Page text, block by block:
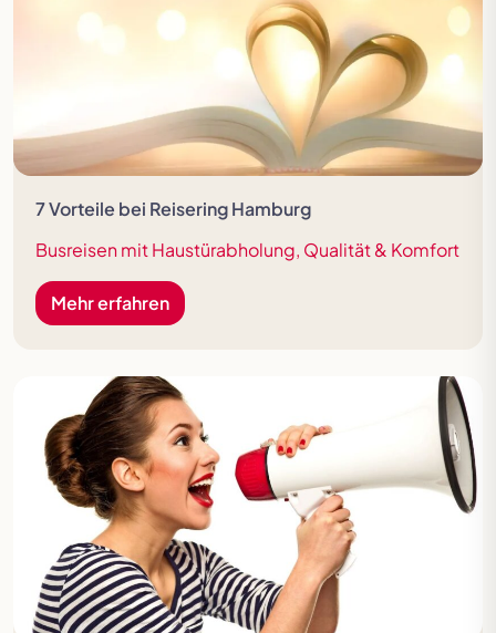
7 Vorteile bei Reisering Hamburg
Busreisen mit Haustürabholung, Qualität & Komfort
Mehr erfahren